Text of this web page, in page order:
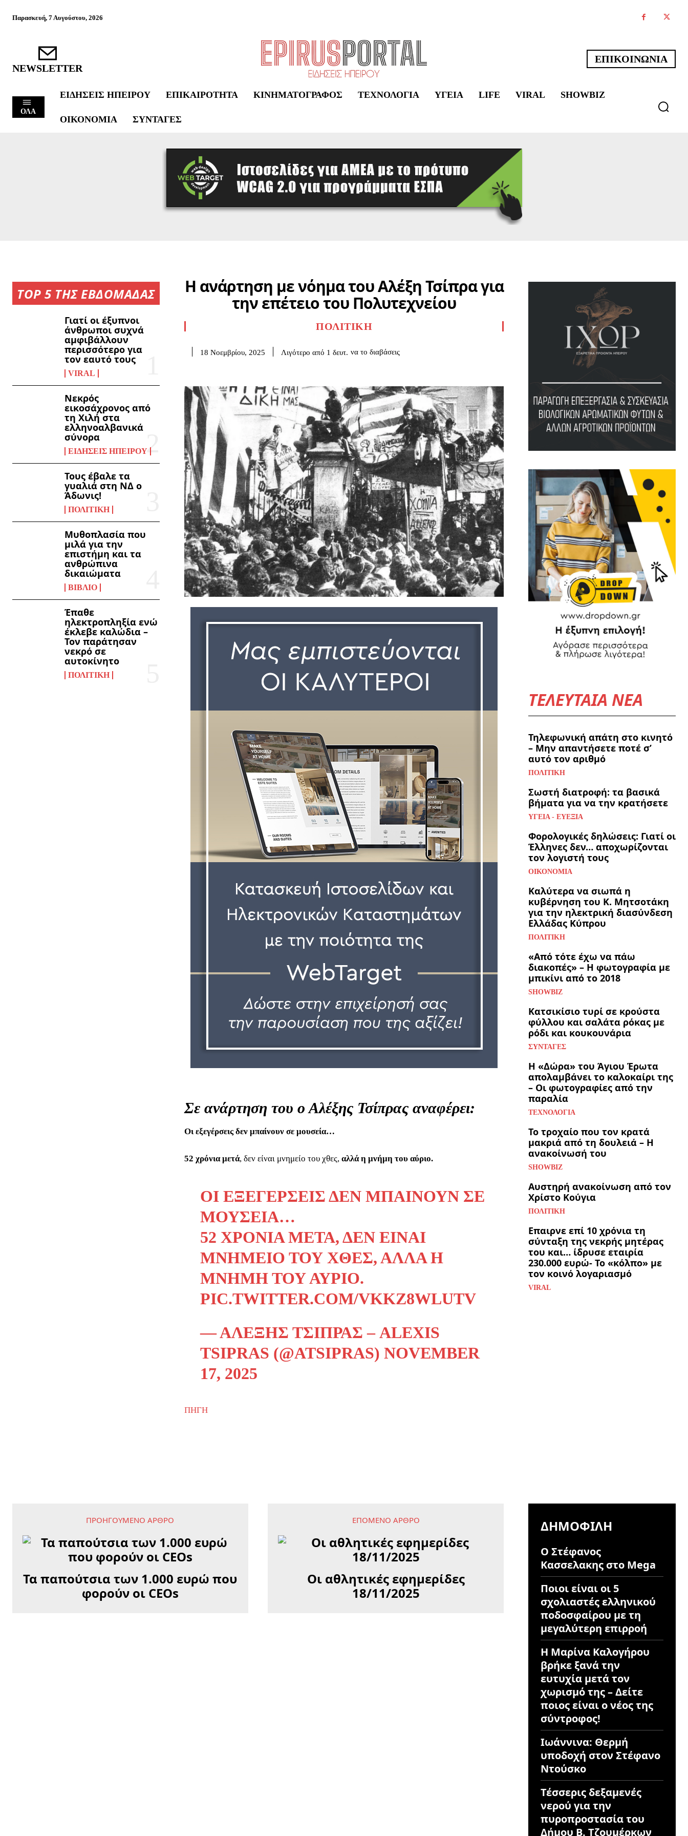
Παρασκευή, 7 Αυγούστου, 2026
NEWSLETTER
ΕΠΙΚΟΙΝΩΝΙΑ
ΟΛΑ
ΕΙΔΉΣΕΙΣ ΗΠΕΊΡΟΥ ΕΠΙΚΑΙΡΌΤΗΤΑ ΚΙΝΗΜΑΤΟΓΡΆΦΟΣ ΤΕΧΝΟΛΟΓΊΑ ΥΓΕΊΑ LIFE VIRAL SHOWBIZ
ΟΙΚΟΝΟΜΊΑ ΣΥΝΤΑΓΈΣ
TOP 5 ΤΗΣ ΕΒΔΟΜΑΔΑΣ
Γιατί οι έξυπνοι
άνθρωποι συχνά
αμφιβάλλουν
περισσότερο για
τον εαυτό τους
VIRAL
Νεκρός
εικοσάχρονος από
τη Χιλή στα
ελληνοαλβανικά
σύνορα
ΕΙΔΉΣΕΙΣ ΗΠΕΊΡΟΥ
Τους έβαλε τα
γυαλιά στη ΝΔ ο
Άδωνις!
ΠΟΛΙΤΙΚΉ
Μυθοπλασία που
μιλά για την
επιστήμη και τα
ανθρώπινα
δικαιώματα
ΒΙΒΛΊΟ
Έπαθε
ηλεκτροπληξία ενώ
έκλεβε καλώδια –
Τον παράτησαν
νεκρό σε
αυτοκίνητο
ΠΟΛΙΤΙΚΉ
Η ανάρτηση με νόημα του Αλέξη Τσίπρα για
την επέτειο του Πολυτεχνείου
ΠΟΛΙΤΙΚΉ
18 Νοεμβρίου, 2025 Λιγότερο από 1 δευτ. να το διαβάσεις
Σε ανάρτηση του ο Αλέξης Τσίπρας αναφέρει:
Οι εξεγέρσεις δεν μπαίνουν σε μουσεία…
52 χρόνια μετά, δεν είναι μνημείο του χθες, αλλά η μνήμη του αύριο.
ΟΙ ΕΞΕΓΈΡΣΕΙΣ ΔΕΝ ΜΠΑΊΝΟΥΝ ΣΕ
ΜΟΥΣΕΊΑ…
52 ΧΡΌΝΙΑ ΜΕΤΆ, ΔΕΝ ΕΊΝΑΙ
ΜΝΗΜΕΊΟ ΤΟΥ ΧΘΕΣ, ΑΛΛΆ Η
ΜΝΉΜΗ ΤΟΥ ΑΎΡΙΟ.
PIC.TWITTER.COM/VKKZ8WLUTV
— ΑΛΈΞΗΣ ΤΣΊΠΡΑΣ – ALEXIS
TSIPRAS (@ATSIPRAS)NOVEMBER
17, 2025
ΠΗΓΗ
ΤΕΛΕΥΤΑΙΑ ΝΕΑ
Τηλεφωνική απάτη στο κινητό
– Μην απαντήσετε ποτέ σ’
αυτό τον αριθμό
ΠΟΛΙΤΙΚΉ
Σωστή διατροφή: τα βασικά
βήματα για να την κρατήσετε
ΥΓΕΊΑ - ΕΥΕΞΊΑ
Φορολογικές δηλώσεις: Γιατί οι
Έλληνες δεν… αποχωρίζονται
τον λογιστή τους
ΟΙΚΟΝΟΜΊΑ
Καλύτερα να σιωπά η
κυβέρνηση του Κ. Μητσοτάκη
για την ηλεκτρική διασύνδεση
Ελλάδας Κύπρου
ΠΟΛΙΤΙΚΉ
«Από τότε έχω να πάω
διακοπές» – Η φωτογραφία με
μπικίνι από το 2018
SHOWBIZ
Κατσικίσιο τυρί σε κρούστα
φύλλου και σαλάτα ρόκας με
ρόδι και κουκουνάρια
ΣΥΝΤΑΓΈΣ
Η «Δώρα» του Άγιου Έρωτα
απολαμβάνει το καλοκαίρι της
– Οι φωτογραφίες από την
παραλία
ΤΕΧΝΟΛΟΓΊΑ
Το τροχαίο που τον κρατά
μακριά από τη δουλειά – Η
ανακοίνωσή του
SHOWBIZ
Αυστηρή ανακοίνωση από τον
Χρίστο Κούγια
ΠΟΛΙΤΙΚΉ
Επαιρνε επί 10 χρόνια τη
σύνταξη της νεκρής μητέρας
του και… ίδρυσε εταιρία
230.000 ευρώ- Το «κόλπο» με
τον κοινό λογαριασμό
VIRAL
ΠΡΟΗΓΟΎΜΕΝΟ ΆΡΘΡΟ
Τα παπούτσια των 1.000 ευρώ που
φορούν οι CEOs
ΕΠΌΜΕΝΟ ΆΡΘΡΟ
Οι αθλητικές εφημερίδες
18/11/2025
ΔΗΜΟΦΙΛΉ
Ο Στέφανος
Κασσελακης στο Mega
Ποιοι είναι οι 5
σχολιαστές ελληνικού
ποδοσφαίρου με τη
μεγαλύτερη επιρροή
Η Μαρίνα Καλογήρου
βρήκε ξανά την
ευτυχία μετά τον
χωρισμό της – Δείτε
ποιος είναι ο νέος της
σύντροφος!
Ιωάννινα: Θερμή
υποδοχή στον Στέφανο
Ντούσκο
Τέσσερις δεξαμενές
νερού για την
πυροπροστασία του
Δήμου Β. Τζουμέρκων